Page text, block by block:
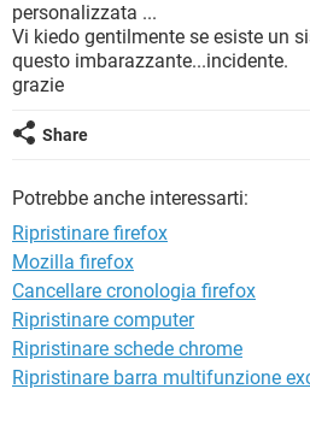
TIKTOK
HARDWARE
personalizzata ...
Vi kiedo gentilmente se esiste un
questo imbarazzante...incidente.
grazie
Share
Potrebbe anche interessarti:
Ripristinare firefox
Mozilla firefox
Cancellare cronologia firefox
Ripristinare computer
Ripristinare schede chrome
Ripristinare barra multifunzione